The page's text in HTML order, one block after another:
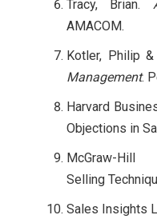
Tracy, Brian.
AMACOM.
Kotler, Philip
Management.
Harvard
Objections in
McGraw-Hill
Selling
Sales Insights